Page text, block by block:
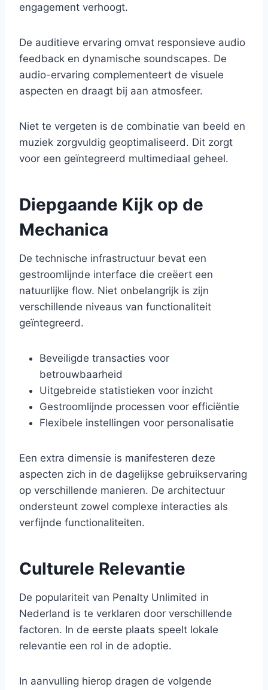
engagement verhoogt.
De auditieve ervaring omvat responsieve audio
feedback en dynamische soundscapes. De
audio-ervaring complementeert de visuele
aspecten en draagt bij aan atmosfeer.
Niet te vergeten is de combinatie van beeld en
muziek zorgvuldig geoptimaliseerd. Dit zorgt
voor een geïntegreerd multimediaal geheel.
Diepgaande Kijk op de
Mechanica
De technische infrastructuur bevat een
gestroomlijnde interface die creëert een
natuurlijke flow. Niet onbelangrijk is zijn
verschillende niveaus van functionaliteit
geïntegreerd.
Beveiligde transacties voor
betrouwbaarheid
Uitgebreide statistieken voor inzicht
Gestroomlijnde processen voor efficiëntie
Flexibele instellingen voor personalisatie
Een extra dimensie is manifesteren deze
aspecten zich in de dagelijkse gebruikservaring
op verschillende manieren. De architectuur
ondersteunt zowel complexe interacties als
verfijnde functionaliteiten.
Culturele Relevantie
De populariteit van Penalty Unlimited in
Nederland is te verklaren door verschillende
factoren. In de eerste plaats speelt lokale
relevantie een rol in de adoptie.
In aanvulling hierop dragen de volgende